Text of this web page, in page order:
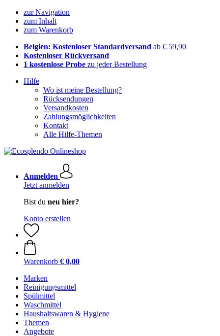
zur Navigation
zum Inhalt
zum Warenkorb
Belgien: Kostenloser Standardversand ab € 59,90
Kostenloser Rückversand
1 kostenlose Probe zu jeder Bestellung
Hilfe
Wo ist meine Bestellung?
Rücksendungen
Versandkosten
Zahlungsmöglichkeiten
Kontakt
Alle Hilfe-Themen
Anmelden
Jetzt anmelden
Bist du neu hier?
Konto erstellen
Warenkorb € 0,00
Marken
Reinigungsmittel
Spülmittel
Waschmittel
Haushaltswaren & Hygiene
Themen
Angebote